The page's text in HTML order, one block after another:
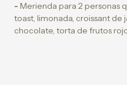
- Merienda para 2 personas
toast, limonada, croissant de
chocolate, torta de frutos